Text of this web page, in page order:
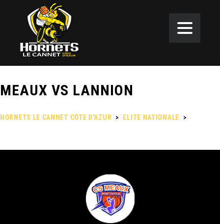
MEAUX VS LANNION
HORNETS LE CANNET CÔTE D'AZUR > ELITE NATIONALE >